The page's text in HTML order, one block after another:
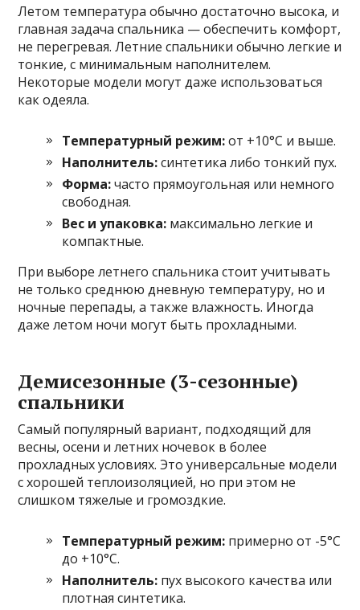
Летом температура обычно достаточно высока, и
главная задача спальника — обеспечить комфорт,
не перегревая. Летние спальники обычно легкие и
тонкие, с минимальным наполнителем.
Некоторые модели могут даже использоваться
как одеяла.
Температурный режим:от +10°C и выше.
Наполнитель:синтетика либо тонкий пух.
Форма:часто прямоугольная или немного
свободная.
Вес и упаковка: максимально легкие и
компактные.
При выборе летнего спальника стоит учитывать
не только среднюю дневную температуру, но и
ночные перепады, а также влажность. Иногда
даже летом ночи могут быть прохладными.
Демисезонные (3-сезонные)
спальники
Самый популярный вариант, подходящий для
весны, осени и летних ночевок в более
прохладных условиях. Это универсальные модели
с хорошей теплоизоляцией, но при этом не
слишком тяжелые и громоздкие.
Температурный режим: примерно от -5°C
до +10°C.
Наполнитель: пух высокого качества или
плотная синтетика.